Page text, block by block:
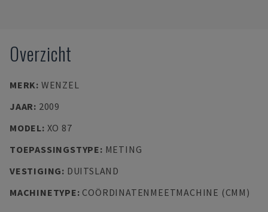
Overzicht
MERK: WENZEL
JAAR: 2009
MODEL: XO 87
TOEPASSINGSTYPE: METING
VESTIGING: DUITSLAND
MACHINETYPE: COÖRDINATENMEETMACHINE (CMM)